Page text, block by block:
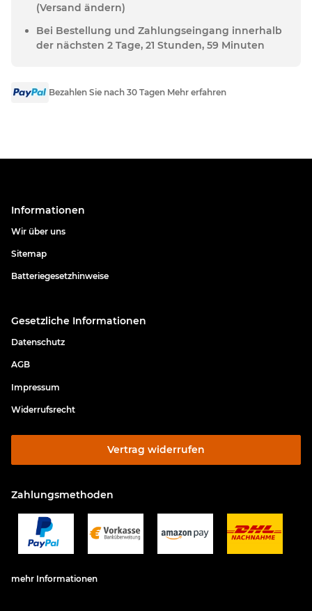
(Versand ändern)
Bei Bestellung und Zahlungseingang innerhalb
der nächsten 2 Tage, 21 Stunden, 59 Minuten
Bezahlen Sie nach 30 Tagen Mehr erfahren
Informationen
Wir über uns
Sitemap
Batteriegesetzhinweise
Gesetzliche Informationen
Datenschutz
AGB
Impressum
Widerrufsrecht
Vertrag widerrufen
Zahlungsmethoden
mehr Informationen